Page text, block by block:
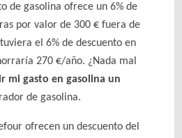
de gasolina ofrece un 6% de
por valor de 300 € fuera de
tuviera el 6% de descuento en
270 €/año. ¿Nada mal
mi gasto en gasolina un
de gasolina.
ofrecen un descuento del